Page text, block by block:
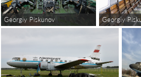
Georgiy Piskunov Georgiy